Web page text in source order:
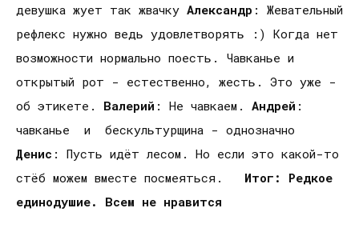
девушка жует так жвачку Александр : Жевательный
рефлекс нужно ведь удовлетворять :) Когда нет
возможности нормально поесть. Чавканье и
открытый рот - естественно, жесть. Это уже -
об этикете. Валерий : Не чавкаем. Андрей :
чавканье и бескультурщина - однозначно
Денис : Пусть идёт лесом. Но если это какой-то
стёб можем вместе посмеяться. Итог: Редкое
единодушие. Всем не нравится